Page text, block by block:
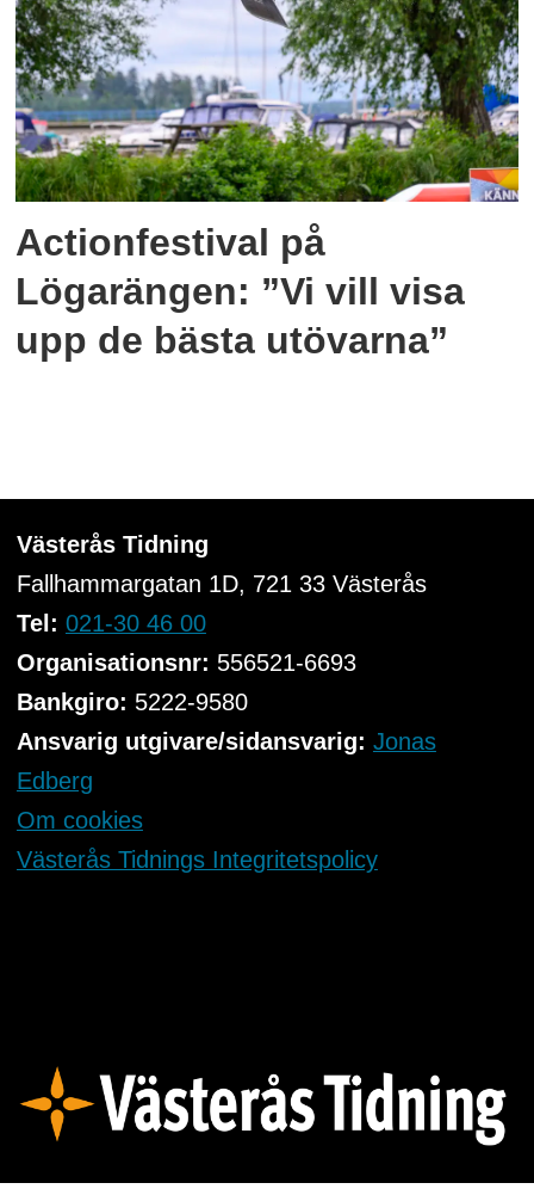
Actionfestival på
Lögarängen: ”Vi vill visa
upp de bästa utövarna”
Västerås Tidning
Fallhammargatan 1D, 721 33Västerås
Tel: 021-30 46 00
Organisationsnr: 556521-6693
Bankgiro: 5222-9580
Ansvarig utgivare/sidansvarig: Jonas
Edberg
Om cookies
Västerås Tidnings Integritetspolicy